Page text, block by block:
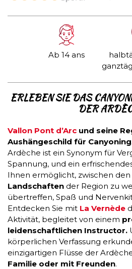
Ab 14 ans
ERLEBEN SIE DAS
DER
Vallon Pont d’Arc und seine
Aushängeschild für Canyoning
Ardèche ist ein Synonym für
Spannung, und ein
Ihnen ermöglicht, zwischen den
Landschaften der Region zu
übertreffen, Spaß und
Entdecken Sie mit La Vernède
Aktivität, begleitet von einem
leidenschaftlichen Instructor.
körperlichen Verfassung
einzigartigen Flüsse der
Familie oder mit Freunden.